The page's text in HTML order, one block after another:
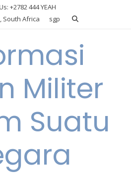
+2782 444 YEAH
South Africa
sgp
Militer
Suatu